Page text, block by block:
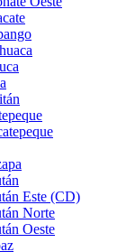
Este (CD)
Norte
Oeste